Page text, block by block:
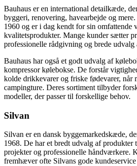
Bauhaus er en international detailkæde,
byggeri, renovering, havearbejde og
1960 og er i dag kendt for sin omfattende
kvalitetsprodukter. Mange kunder sætter
professionelle rådgivning og brede udvalg
Bauhaus har også et godt udvalg af
kompressor kølebokse. De forstår
kolde drikkevarer og friske fødevarer, når
campingture. Deres sortiment tilbyder
modeller, der passer til forskellige behov.
Silvan
Silvan er en dansk byggemarkedskæde,
1968. De har et bredt udvalg af produkter
projekter og professionelle håndværkere.
fremhæver ofte Silvans gode